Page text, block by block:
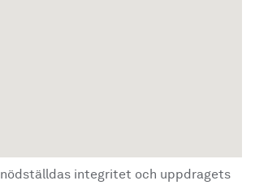
nödställdas integritet och uppdragets